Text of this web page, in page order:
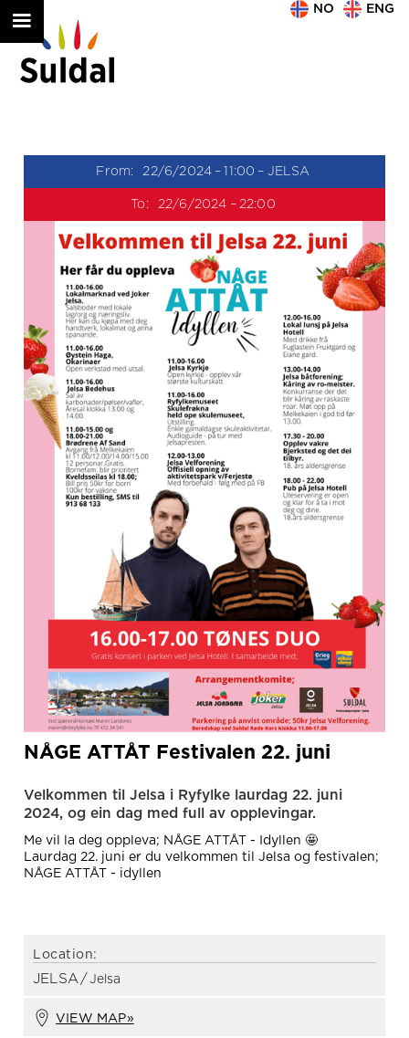
NO ENG
From: 22/6/2024 – 11:00 – JELSA
To: 22/6/2024 – 22:00
NÅGE ATTÅT Festivalen 22. juni
Velkommen til Jelsa i Ryfylke laurdag 22. juni
2024, og ein dag med full av opplevingar.
Me vil la deg oppleva; NÅGE ATTÅT - Idyllen 🤩
Laurdag 22. juni er du velkommen til Jelsa og festivalen;
NÅGE ATTÅT - idyllen
Location:
JELSA / Jelsa
VIEW MAP»